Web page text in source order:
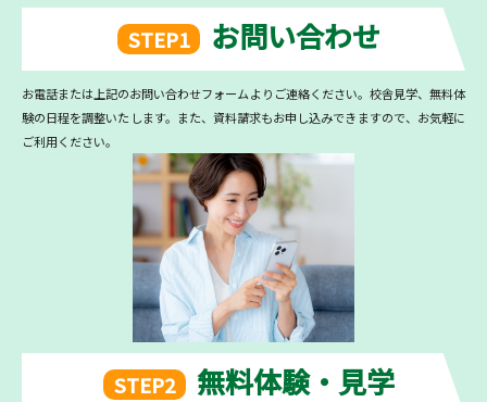
STEP1 お問い合わせ
お電話または上記のお問い合わせフォームよりご連絡ください。校舎見学、無料体
験の日程を調整いたします。また、資料請求もお申し込みできますので、お気軽に
ご利用ください。
STEP2 無料体験・見学